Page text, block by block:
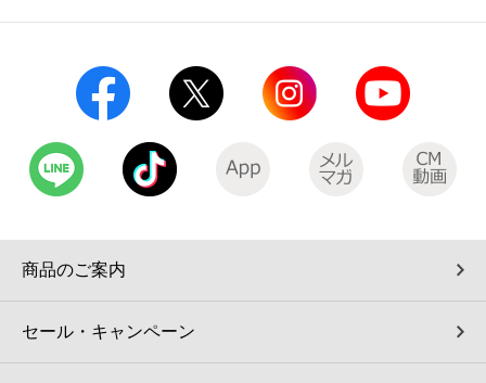
行政サービス
学び・教育
オンラインフォトサービス
宅配ロッカー（店舗限定）
データで見るセブン‐イレブン
セブン-イレブンの横顔
報告書ライブラリー
ภาษาไทย(บริการ)
商品のご案内
セール・キャンペーン